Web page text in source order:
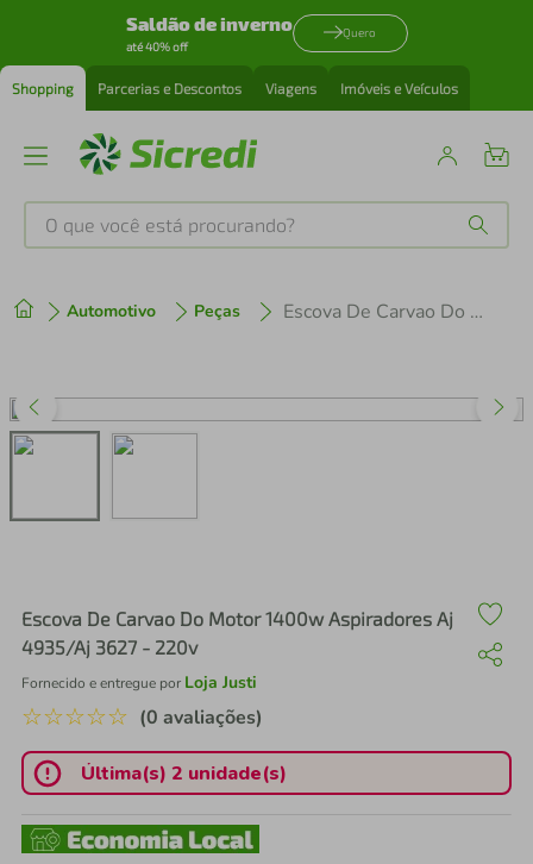
Saldão de inverno
até 40% off
Quero
Shopping Parcerias e Descontos Viagens Imóveis e Veículos
O que você está procurando?
Automotivo Peças Escova De Carvao Do Motor 1400w Aspiradores Aj 4935/Aj 3627 - 220v
Escova De Carvao Do Motor 1400w Aspiradores Aj
4935/Aj 3627 - 220v
Fornecido e entregue por Loja Justi
☆☆☆☆☆ (0 avaliações)
Última(s) 2 unidade(s)
2º cafeteira